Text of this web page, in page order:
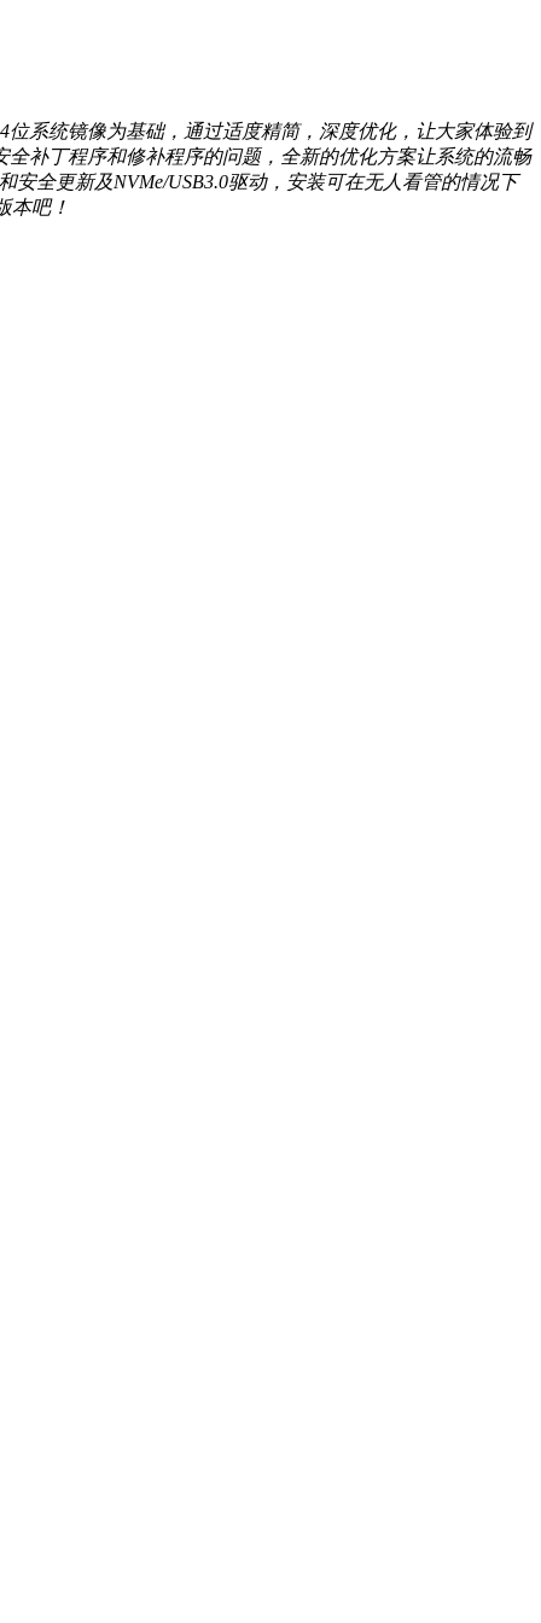
系统镜像为基础，通过适度精简，深度优化，让大家体验到
全补丁程序和修补程序的问题，全新的优化方案让系统的流畅
安全更新及NVMe/USB3.0驱动，安装可在无人看管的情况下
本吧！